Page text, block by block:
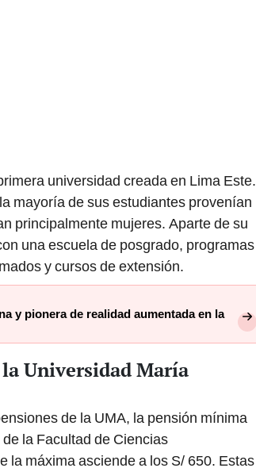
universidad creada en Lima Este.
mayoría de sus estudiantes provenían
principalmente mujeres. Aparte de su
una escuela de posgrado, programas
y cursos de extensión.
y pionera de realidad aumentada en la
Universidad María
de la UMA, la pensión mínima
la Facultad de Ciencias
la máxima asciende a los S/ 650. Estas